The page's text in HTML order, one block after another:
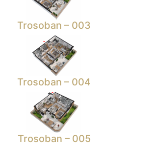
Trosoban – 003
Trosoban – 004
Trosoban – 005